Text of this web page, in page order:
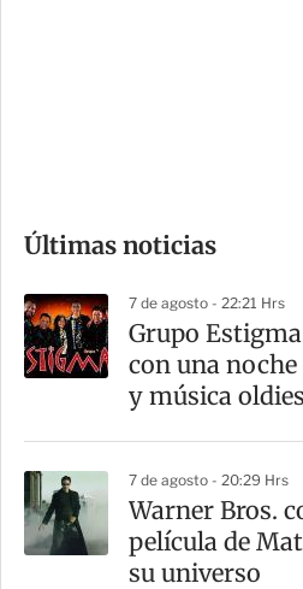
m
a
r
t
Últimas noticias
7 de agosto - 22:21 Hrs
Grupo
con una
y música oldies
7 de agosto - 20:29 Hrs
Warner Bros.
película de
su universo